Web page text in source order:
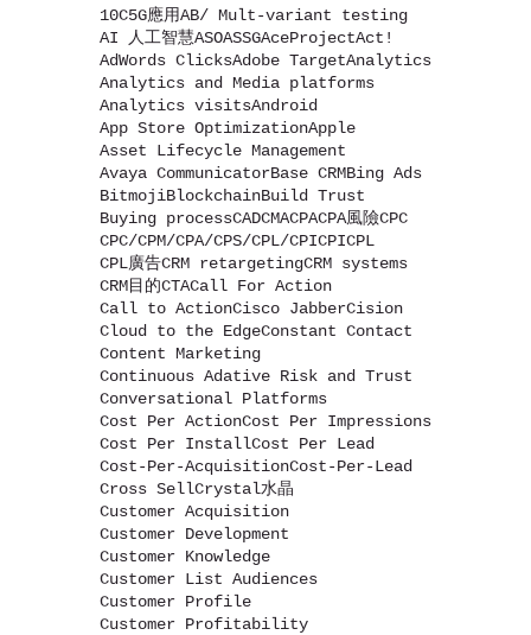
10C5G應用AB/ Mult-variant testing
AI 人工智慧ASOASSGAceProjectAct!
AdWords ClicksAdobe TargetAnalytics
Analytics and Media platforms
Analytics visitsAndroid
App Store OptimizationApple
Asset Lifecycle Management
Avaya CommunicatorBase CRMBing Ads
BitmojiBlockchainBuild Trust
Buying processCADCMACPACPA風險CPC
CPC/CPM/CPA/CPS/CPL/CPICPICPL
CPL廣告CRM retargetingCRM systems
CRM目的CTACall For Action
Call to ActionCisco JabberCision
Cloud to the EdgeConstant Contact
Content Marketing
Continuous Adative Risk and Trust
Conversational Platforms
Cost Per ActionCost Per Impressions
Cost Per InstallCost Per Lead
Cost-Per-AcquisitionCost-Per-Lead
Cross SellCrystal水晶
Customer Acquisition
Customer Development
Customer Knowledge
Customer List Audiences
Customer Profile
Customer Profitability